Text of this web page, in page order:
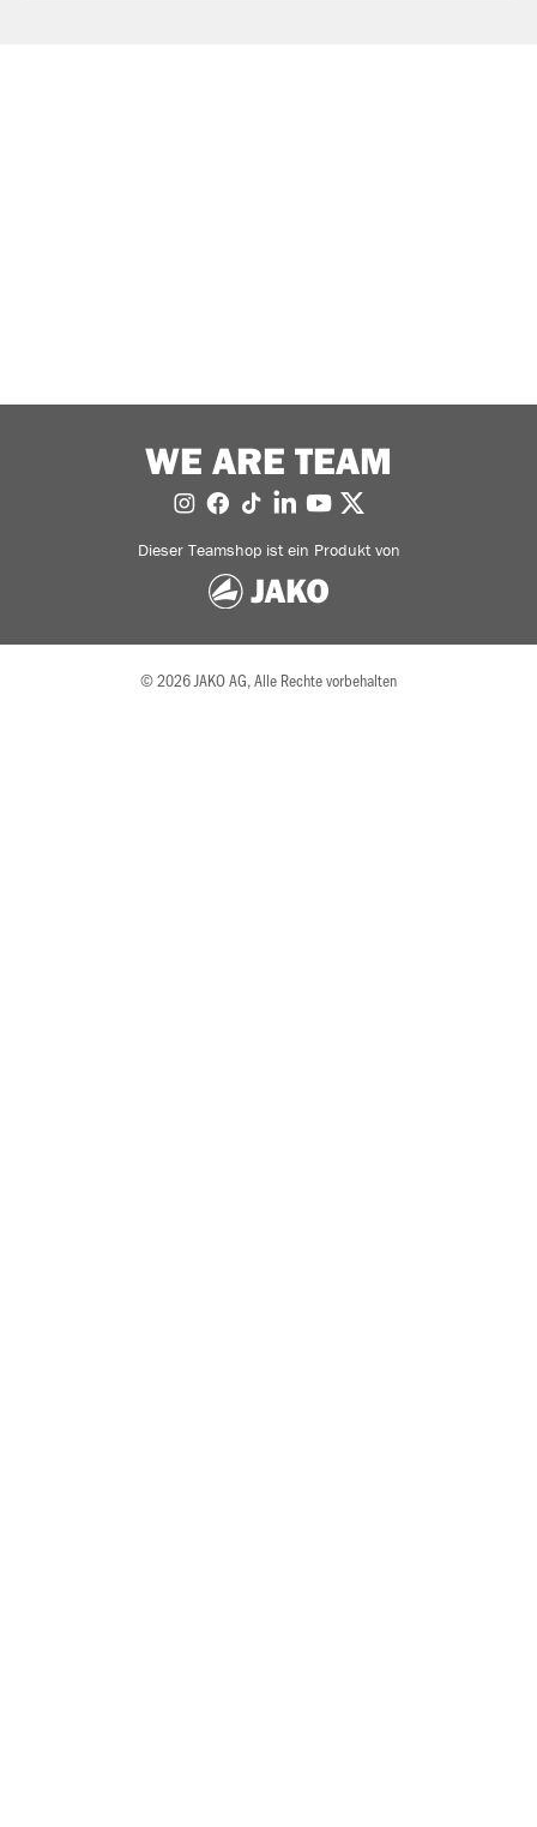
WE ARE TEAM
Dieser Teamshop ist ein Produkt von
© 2026 JAKO AG, Alle Rechte vorbehalten